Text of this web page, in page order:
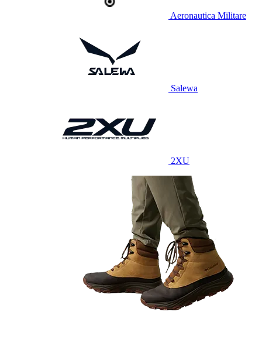
Aeronautica Militare
Salewa
2XU